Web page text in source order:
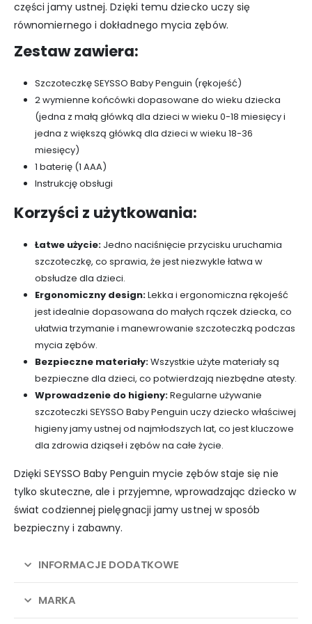
części jamy ustnej. Dzięki temu dziecko uczy się
równomiernego i dokładnego mycia zębów.
Zestaw zawiera:
Szczoteczkę SEYSSO Baby Penguin (rękojeść)
2 wymienne końcówki dopasowane do wieku dziecka
(jedna z małą główką dla dzieci w wieku 0-18 miesięcy i
jedna z większą główką dla dzieci w wieku 18-36
miesięcy)
1 baterię (1 AAA)
Instrukcję obsługi
Korzyści z użytkowania:
Łatwe użycie:Jedno naciśnięcie przycisku uruchamia
szczoteczkę, co sprawia, że jest niezwykle łatwa w
obsłudze dla dzieci.
Ergonomiczny design:Lekka i ergonomiczna rękojeść
jest idealnie dopasowana do małych rączek dziecka, co
ułatwia trzymanie i manewrowanie szczoteczką podczas
mycia zębów.
Bezpieczne materiały:Wszystkie użyte materiały są
bezpieczne dla dzieci, co potwierdzają niezbędne atesty.
Wprowadzenie do higieny:Regularne używanie
szczoteczki SEYSSO Baby Penguin uczy dziecko właściwej
higieny jamy ustnej od najmłodszych lat, co jest kluczowe
dla zdrowia dziąseł i zębów na całe życie.
Dzięki SEYSSO Baby Penguin mycie zębów staje się nie
tylko skuteczne, ale i przyjemne, wprowadzając dziecko w
świat codziennej pielęgnacji jamy ustnej w sposób
bezpieczny i zabawny.
INFORMACJE DODATKOWE
MARKA